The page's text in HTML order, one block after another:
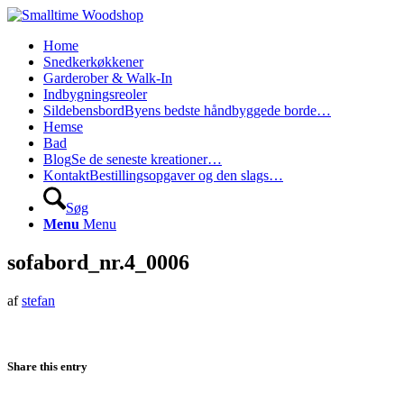
Home
Snedkerkøkkener
Garderober & Walk-In
Indbygningsreoler
SildebensbordByens bedste håndbyggede borde…
Hemse
Bad
BlogSe de seneste kreationer…
KontaktBestillingsopgaver og den slags…
Søg
Menu Menu
sofabord_nr.4_0006
afstefan
Share this entry